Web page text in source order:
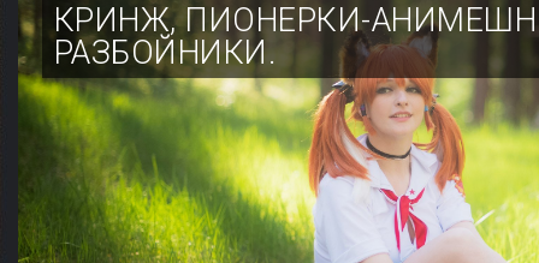
КРИНЖ, ПИОНЕРКИ-
РАЗБОЙНИКИ.